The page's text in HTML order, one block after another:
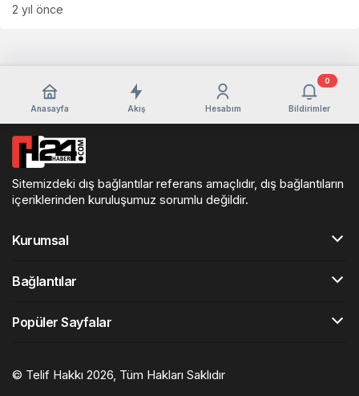
2 yıl önce
Anasayfa Akış Hesabım Bildirimler
0
Sitemizdeki dış bağlantılar referans amaçlıdır, dış bağlantıların
içeriklerinden kuruluşumuz sorumlu değildir.
Kurumsal
Bağlantılar
Popüler Sayfalar
© Telif Hakkı 2026, Tüm Hakları Saklıdır